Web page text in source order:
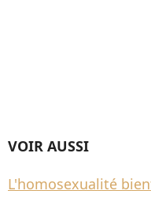
VOIR AUSSI
L'homosexualité